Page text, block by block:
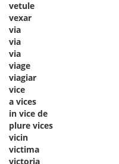
vetule
vexar
via
via
via
viage
viagiar
vice
a vices
in vice de
plure vices
vicin
victima
victoria